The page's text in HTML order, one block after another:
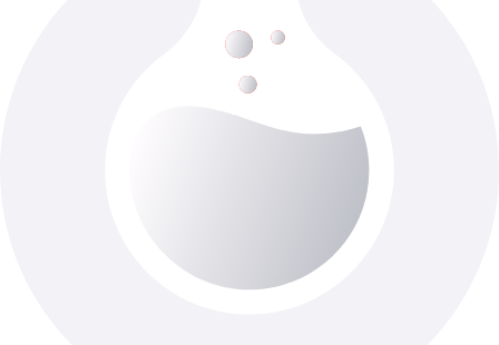
Вирус простого герпеса 2 типа (HSV),IgG
Доступно з виїздом додому